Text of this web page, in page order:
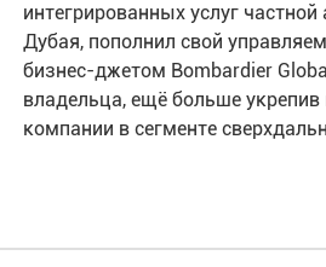
интегрированных услуг частной
Дубая, пополнил свой
бизнес-джетом Bombardier
владельца, ещё больше укрепив
компании в сегменте